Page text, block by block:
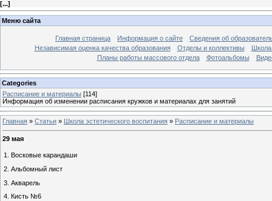
[...]
Меню сайта
Главная страница Информация о сайте
Сведения об
Независимая оценка качества образования
Отделы и коллективы
Школа
Планы работы массового отдела
Фотоальбомы
Categories
Расписание и материалы [114]
Информация об изменении расписания кружков и материалах для занятий
Главная » Статьи » Школа эстетического воспитания » Расписание и материалы
29 мая
1. Восковые карандаши
2. Альбомный лист
3. Акварель
4. Кисть №6